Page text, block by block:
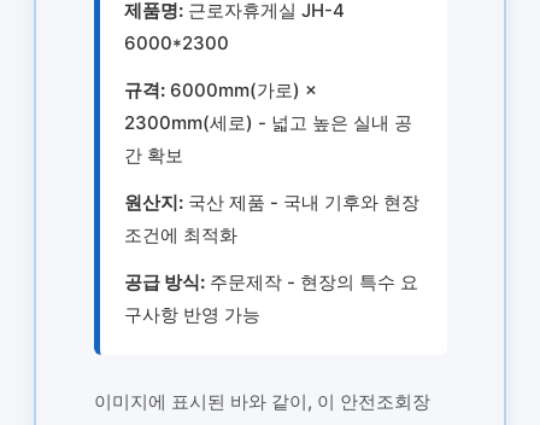
제품명:근로자휴게실 JH-4
6000*2300
규격:6000mm(가로) ×
2300mm(세로) - 넓고 높은 실내 공
간 확보
원산지:국산 제품 - 국내 기후와 현장
조건에 최적화
공급 방식:주문제작 - 현장의 특수 요
구사항 반영 가능
이미지에 표시된 바와 같이, 이 안전조회장